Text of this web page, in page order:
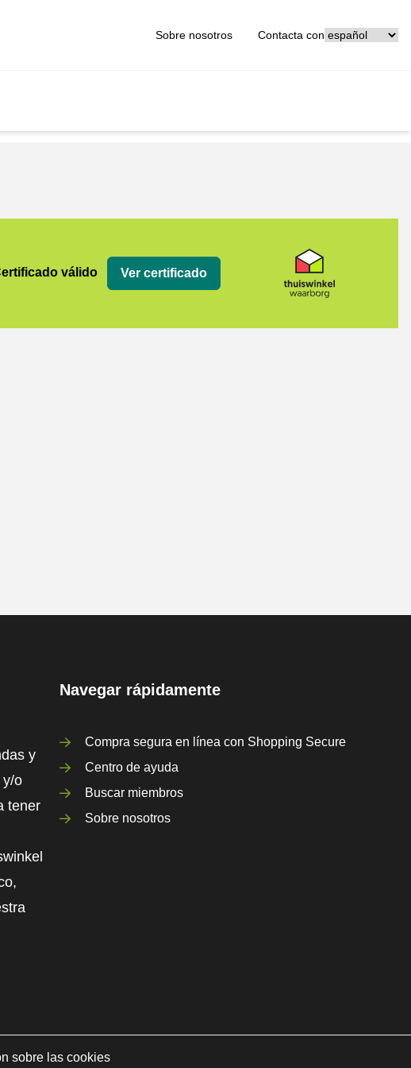
Sobre nosotros Contacta con
válido Ver certificado
y
y/o
tener
Navegar rápidamente
Compra segura en línea con Shopping Secure
Centro de ayuda
Buscar miembros
Sobre nosotros
sobre las cookies